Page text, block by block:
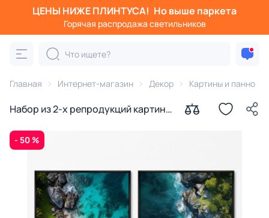
ЦЕНЫ НИЖЕ ПЛИНТУСА! Но выше паркета
Горячая распродажа светильников
Главная Интернет-магазин Декор Картины и панно
Набор из 2-х репродукций картин
- 50 %